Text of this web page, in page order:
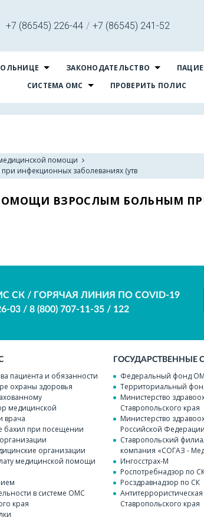
+7 (86545) 226-44 / +7 (86545) 241-52
ЗАКОНОДАТЕЛЬСТВО
СИСТЕМА ОМС
ПРОВЕРИТЬ ПОЛИС
помощи
инфекционных заболеваниях (утв
ВЗРОСЛЫМ БОЛЬНЫМ
СК / ГОРЯЧАЯ ЛИНИЯ ПО COVID-19
03 / 8 (800) 707-11-35 / 122
пациента и обязанности
охраны здоровья
медицинской
врача
бахил при посещении
организации
медицинской помощи
в системе ОМС
края
ГОСУДАРСТВЕННЫЕ
Федеральный фонд
Территориальный
Министерство
Ставропольского края
Министерство
Российской Федерации
Ставропольский
компания «СОГАЗ -
Ингосстрах-М
Роспотребнадзор по
Росздравнадзор по СК
Ставропольского края